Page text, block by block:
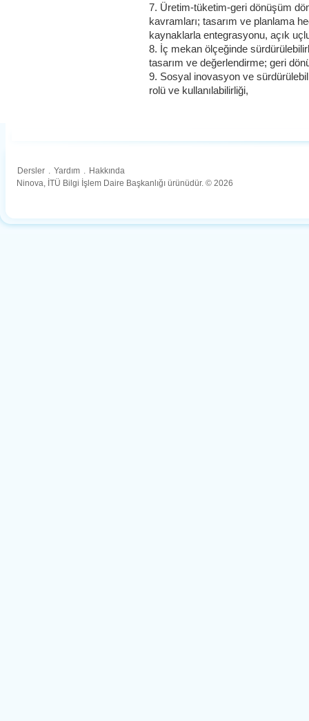
7. Üretim-tüketim-geri dönüşüm
kavramları; tasarım ve planlama
kaynaklarla entegrasyonu, açık
8. İç mekan ölçeğinde
tasarım ve değerlendirme; geri
9. Sosyal inovasyon ve
rolü ve kullanılabilirliği,
Dersler . Yardım . Hakkında
Ninova, İTÜ Bilgi İşlem Daire Başkanlığı ürünüdür. © 2026